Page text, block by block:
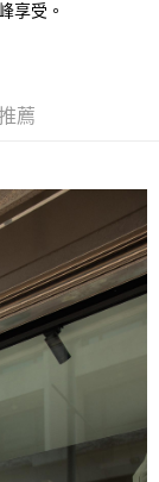
享受。
薦